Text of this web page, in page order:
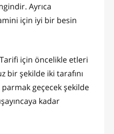
Ayrıca
için iyi bir besin
için öncelikle etleri
bir şekilde iki tarafını
geçecek şekilde
kadar